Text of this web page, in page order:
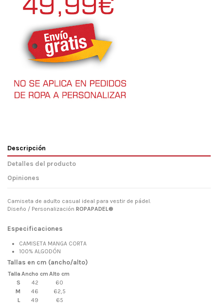
Descripción
Detalles del producto
Opiniones
Camiseta de adulto casual ideal para vestir de pádel.
Diseño / Personalización ROPAPADEL®
Especificaciones
CAMISETA MANGA CORTA
100% ALGODÓN
Tallas en cm (ancho/alto)
Talla Ancho cm Alto cm
S
42
60
M
46
62,5
L
49
65